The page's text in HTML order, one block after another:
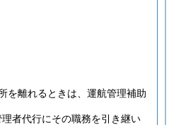
を離れるときは、運航管理補助
者代行にその職務を引き継い